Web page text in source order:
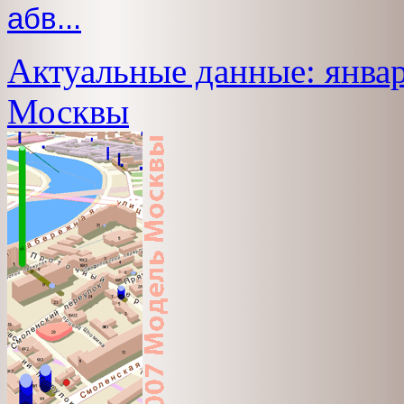
абв...
Актуальные данные:
Москвы